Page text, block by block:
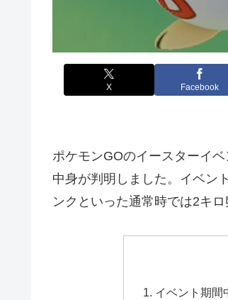
X Facebook
ポケモンGOのイースターイ
中身が判明しました。イベン
ンクといった通常時では2キ
イベント期間